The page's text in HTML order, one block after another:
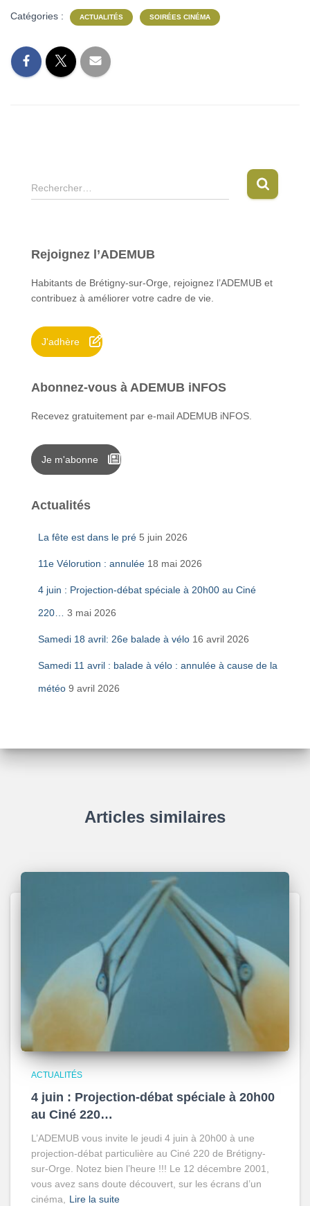
Catégories : ACTUALITÉS SOIRÉES CINÉMA
R
e
r
h
e
:
Rechercher…
Rejoignez l’ADEMUB
Habitants de Brétigny-sur-Orge, rejoignez l’ADEMUB et
contribuez à améliorer votre cadre de vie.
J'adhère
Abonnez-vous à ADEMUB iNFOS
Recevez gratuitement par e-mail ADEMUB iNFOS.
Je m'abonne
Actualités
La fête est dans le pré 5 juin 2026
11e Vélorution : annulée 18 mai 2026
4 juin : Projection-débat spéciale à 20h00 au Ciné
220… 3 mai 2026
Samedi 18 avril: 26e balade à vélo 16 avril 2026
Samedi 11 avril : balade à vélo : annulée à cause de la
météo 9 avril 2026
Articles similaires
ACTUALITÉS
4 juin : Projection-débat spéciale à 20h00
au Ciné 220…
L’ADEMUB vous invite le jeudi 4 juin à 20h00 à une
projection-débat particulière au Ciné 220 de Brétigny-
sur-Orge. Notez bien l’heure !!! Le 12 décembre 2001,
vous avez sans doute découvert, sur les écrans d’un
cinéma,
Lire la suite